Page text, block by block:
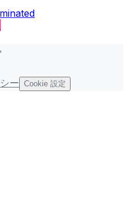
ー Cookie 設定